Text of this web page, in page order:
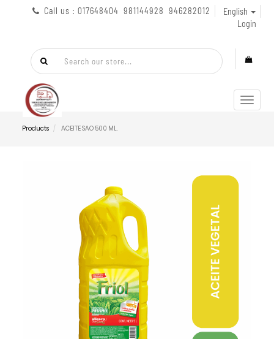
Call us : 017648404 981144928 946282012
English
Login
Products ACEITE SAO 500 ML.